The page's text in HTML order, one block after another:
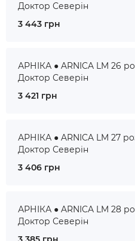
Доктор Северін
3 443 грн
АРНІКА ● ARNICA LM 26
Доктор Северін
3 421 грн
АРНІКА ● ARNICA LM 27
Доктор Северін
3 406 грн
АРНІКА ● ARNICA LM 28
Доктор Северін